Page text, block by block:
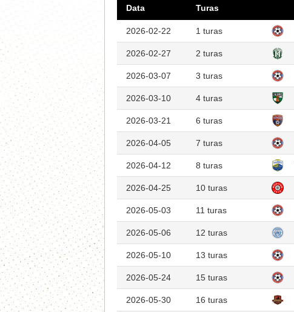
Data Turas
2026-02-22 1 turas
2026-02-27 2 turas
2026-03-07 3 turas
2026-03-10 4 turas
2026-03-21 6 turas
2026-04-05 7 turas
2026-04-12 8 turas
2026-04-25 10 turas
2026-05-03 11 turas
2026-05-06 12 turas
2026-05-10 13 turas
2026-05-24 15 turas
2026-05-30 16 turas